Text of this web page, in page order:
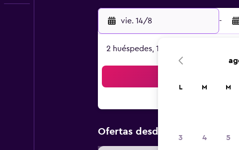
vie. 14/8 -
2 huéspedes, 1 habitación
Ofertas desde Oferta más
L M M
3 4 5